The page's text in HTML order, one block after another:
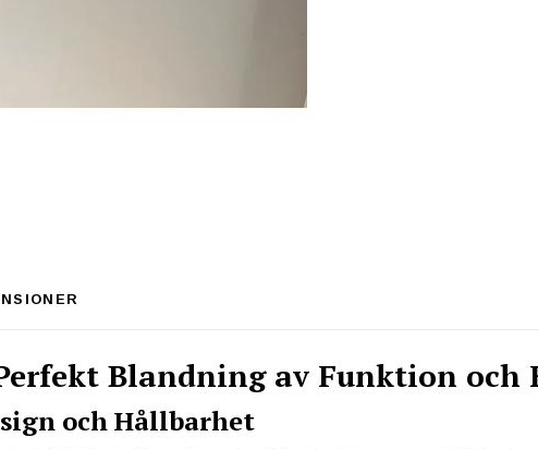
Blandning av Funktion och
och Hållbarhet